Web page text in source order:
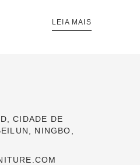
LEIA MAIS
CIDADE DE
NINGBO,